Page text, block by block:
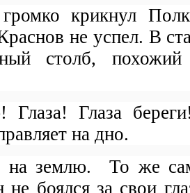
крикнул
не успел. В
столб,
Глаза
на дно.
на землю.
То же
боялся за свои